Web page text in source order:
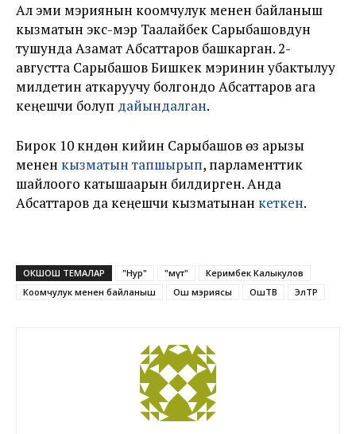
Ал эми мэриянын коомчулук менен байланыш
кызматын экс-мэр Таалайбек Сарыбашовдун
тушунда Азамат Абсаттаров башкарган. 2-
августта Сарыбашов Бишкек мэринин убактылуу
милдетин аткаруучу болгондо Абсаттаров ага
кеңешчи болуп дайындалган.
Бирок 10 күндөн кийин Сарыбашов өз арызы
менен кызматын тапшырып, парламенттик
шайлоого катышаарын билдирген. Анда
Абсаттаров да кеңешчи кызматынан кеткен.
ОКШОШ ТЕМАЛАР "Нур" "Үмүт"
Керимбек Калыкулов
Коомчулук менен байланыш
Ош мэриясы ОшТВ ЭлТР